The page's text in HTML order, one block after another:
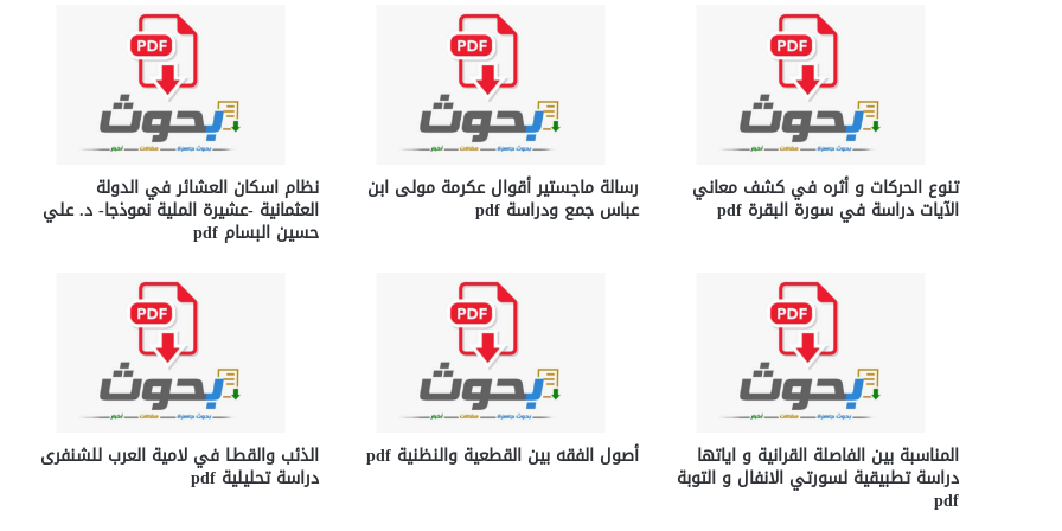
تنوع الحركات و أثره في كشف معاني
الآيات دراسة في سورة البقرة pdf
رسالة ماجستير أقوال عكرمة مولى ابن
عباس جمع ودراسة pdf
نظام اسكان العشائر في الدولة
العثمانية -عشيرة الملية نموذجا- د. علي
حسين البسام pdf
المناسبة بين الفاصلة القرانية و اياتها
دراسة تطبيقية لسورتي الانفال و التوبة
pdf
أصول الفقه بين القطعية والنظنية pdf الذئب والقطـا في لامية العرب للشنفرى
دراسة تحليلية pdf